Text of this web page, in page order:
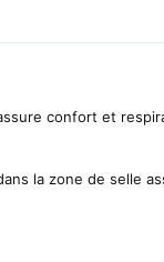
confort et
la zone de selle